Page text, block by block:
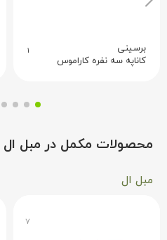
برسینی ۱
کاناپه سه نفره کاراموس
محصولات مکمل در مبل ال
مبل ال
۷